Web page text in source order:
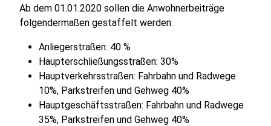
Ab dem 01.01.2020 sollen die Anwohnerbeiträge
folgendermaßen gestaffelt werden:
Anliegerstraßen: 40 %
Haupterschließungsstraßen: 30%
Hauptverkehrsstraßen: Fahrbahn und Radwege
10%, Parkstreifen und Gehweg 40%
Hauptgeschäftsstraßen: Fahrbahn und Radwege
35%, Parkstreifen und Gehweg 40%